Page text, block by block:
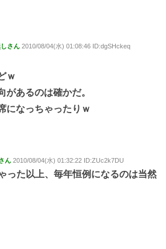
さん 2010/08/04(水) 01:08:46 ID:dgSHckeq
ｗ
があるのは確かだ。
になっちゃったりｗ
ん 2010/08/04(水) 01:32:22 ID:ZUc2k7DU
った以上、毎年恒例になるのは当然